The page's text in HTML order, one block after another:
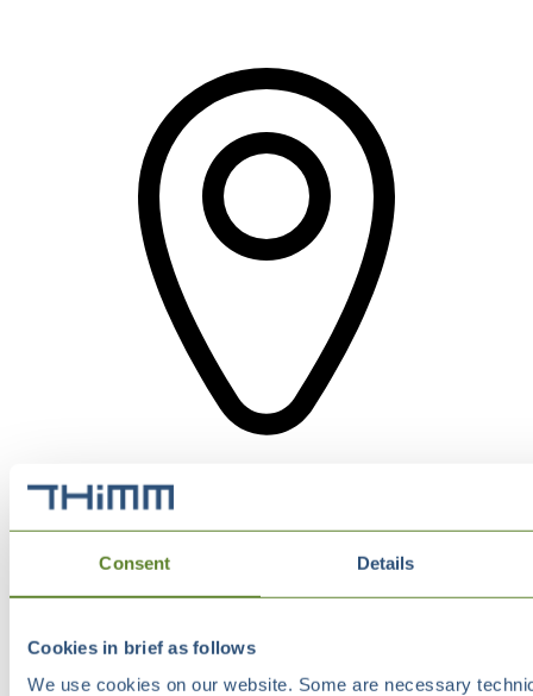
Consent Details
Cookies in brief as follows
We use cookies on our website. Some are necessary